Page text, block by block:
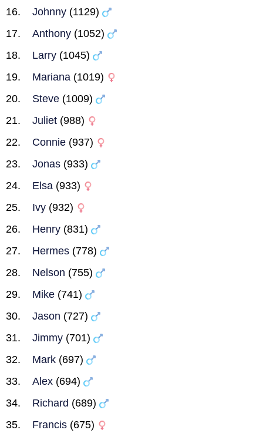
Johnny (1129)
Anthony (1052)
Larry (1045)
Mariana (1019)
Steve (1009)
Juliet (988)
Connie (937)
Jonas (933)
Elsa (933)
Ivy (932)
Henry (831)
Hermes (778)
Nelson (755)
Mike (741)
Jason (727)
Jimmy (701)
Mark (697)
Alex (694)
Richard (689)
Francis (675)